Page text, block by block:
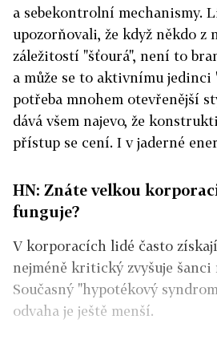
a sebekontrolní mechanismy.
upozorňovali, že když někdo z
záležitostí "šťourá", není to
a může se to aktivnímu
potřeba mnohem otevřenější
dává všem najevo, že
přístup se cení. I v jaderné
HN: Znáte velkou
funguje?
V korporacích lidé často
nejméně kritický zvyšuje šanci
Současný "hypotékový
odvaha je ještě menší.